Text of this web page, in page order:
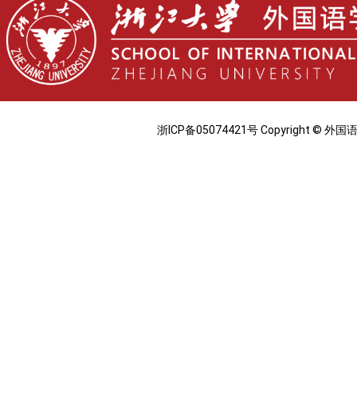
浙ICP备05074421号 Copyright © 外国